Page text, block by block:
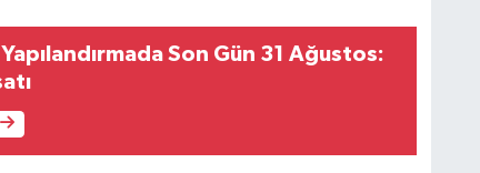
Yapılandırmada Son Gün 31 Ağustos: